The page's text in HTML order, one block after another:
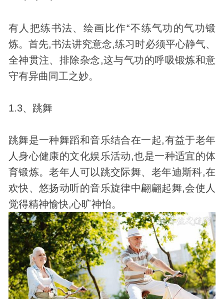
有人把练书法、绘画比作“不练气功的气功锻
炼。首先,书法讲究意念,练习时必须平心静气、
全神贯注、排除杂念,这与气功的呼吸锻炼和意
守有异曲同工之妙。
1.3、跳舞
跳舞是一种舞蹈和音乐结合在一起,有益于老年
人身心健康的文化娱乐活动,也是一种适宜的体
育锻炼。老年人可以跳交际舞、老年迪斯科,在
欢快、悠扬动听的音乐旋律中翩翩起舞,会使人
觉得精神愉快,心旷神怡。